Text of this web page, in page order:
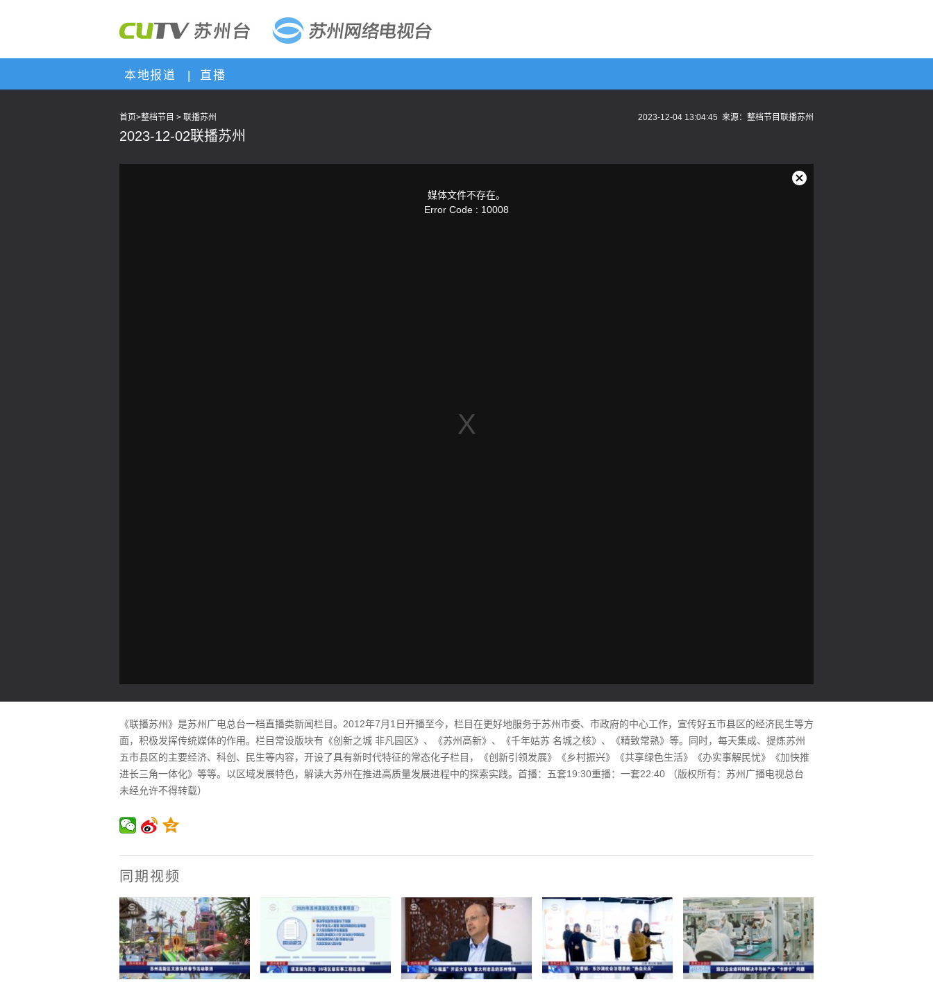
本地报道 | 直播
首页>整档节目 > 联播苏州 2023-12-04 13:04:45 来源： 整档节目联播苏州
2023-12-02联播苏州
媒体文件不存在。
Error Code : 10008
关
《联播苏州》是苏州广电总台一档直播类新闻栏目。2012年7月1日开播至今，栏目在更好地服务于苏州市委、市政府的中心工作，宣传好五市县区的经济民生等方
面，积极发挥传统媒体的作用。栏目常设版块有《创新之城 非凡园区》、《苏州高新》、《千年姑苏 名城之核》、《精致常熟》等。同时，每天集成、提炼苏州
五市县区的主要经济、科创、民生等内容，开设了具有新时代特征的常态化子栏目，《创新引领发展》《乡村振兴》《共享绿色生活》《办实事解民忧》《加快推
进长三角一体化》等等。以区域发展特色，解读大苏州在推进高质量发展进程中的探索实践。首播：五套19:30重播：一套22:40 （版权所有：苏州广播电视总台
未经允许不得转载）
同期视频